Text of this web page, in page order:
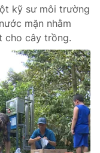
kỹ sư môi trường
mặn nhằm
cho cây trồng.